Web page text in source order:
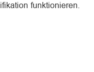
funktionieren.